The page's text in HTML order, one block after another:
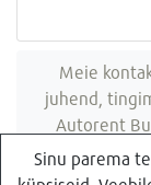
Meie
juhend,
Autorent
Sinu parema